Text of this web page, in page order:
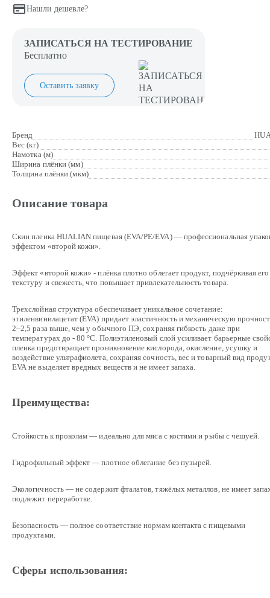
Нашли дешевле?
ЗАПИСАТЬСЯ НА ТЕСТИРОВАНИЕ
Бесплатно
Оставить заявку
Бренд
Вес (кг)
Намотка (м)
Ширина плёнки (мм)
Толщина плёнки (мкм)
Описание товара
Скин пленка HUALIAN пищевая (EVA/PE/EVA) — профессиональная
эффектом «второй кожи».
Эффект «второй кожи» - плёнка плотно облегает продукт, подчёркивая его
текстуру и свежесть, что повышает привлекательность товара.
Трехслойная структура обеспечивает уникальное сочетание:
этиленвинилацетат (EVA) придает эластичность и механическую
2–2,5 раза выше, чем у обычного ПЭ, сохраняя гибкость даже при
температурах до - 80 °C. Полиэтиленовый слой усиливает барьерные
пленка предотвращает проникновение кислорода, окисление, усушку и
воздействие ультрафиолета, сохраняя сочность, вес и товарный вид
EVA не выделяет вредных веществ и не имеет запаха.
Преимущества:
Стойкость к проколам — идеально для мяса с костями и рыбы с чешуей.
Гидрофильный эффект — плотное облегание без пузырей.
Экологичность — не содержит фталатов, тяжёлых металлов, не имеет
подлежит переработке.
Безопасность — полное соответствие нормам контакта с пищевыми
продуктами.
Сферы использования: